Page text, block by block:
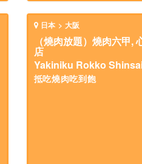
日本 > 大阪
（燒肉放題）燒肉六甲,
店
Yakiniku Rokko
抵吃燒肉吃到飽